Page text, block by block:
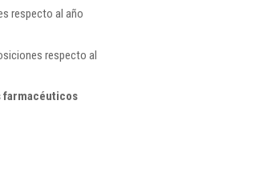
respecto al año
respecto al
farmacéuticos